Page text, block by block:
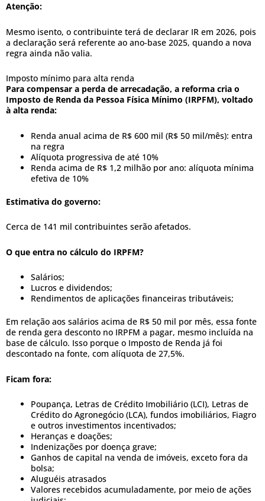
Atenção:
Mesmo isento, o contribuinte terá de declarar IR em 2026, pois
a declaração será referente ao ano-base 2025, quando a nova
regra ainda não valia.
Imposto mínimo para alta renda
Para compensar a perda de arrecadação, a reforma cria o
Imposto de Renda da Pessoa Física Mínimo (IRPFM), voltado
à alta renda:
Renda anual acima de R$ 600 mil (R$ 50 mil/mês): entra
na regra
Alíquota progressiva de até 10%
Renda acima de R$ 1,2 milhão por ano: alíquota mínima
efetiva de 10%
Estimativa do governo:
Cerca de 141 mil contribuintes serão afetados.
O que entra no cálculo do IRPFM?
Salários;
Lucros e dividendos;
Rendimentos de aplicações financeiras tributáveis;
Em relação aos salários acima de R$ 50 mil por mês, essa fonte
de renda gera desconto no IRPFM a pagar, mesmo incluída na
base de cálculo. Isso porque o Imposto de Renda já foi
descontado na fonte, com alíquota de 27,5%.
Ficam fora:
Poupança, Letras de Crédito Imobiliário (LCI), Letras de
Crédito do Agronegócio (LCA), fundos imobiliários, Fiagro
e outros investimentos incentivados;
Heranças e doações;
Indenizações por doença grave;
Ganhos de capital na venda de imóveis, exceto fora da
bolsa;
Aluguéis atrasados
Valores recebidos acumuladamente, por meio de ações